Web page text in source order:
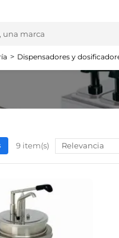
Dispensadores y
9 item(s) Relevancia